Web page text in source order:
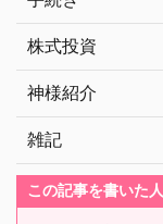
株式投資
神様紹介
雑記
この記事を書いた人